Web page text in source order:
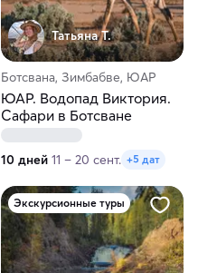
Татьяна Т.
Ботсвана, Зимбабве, ЮАР
ЮАР. Водопад Виктория.
Сафари в Ботсване
10 дней 11 – 20 сент. +5 дат
Экскурсионные туры